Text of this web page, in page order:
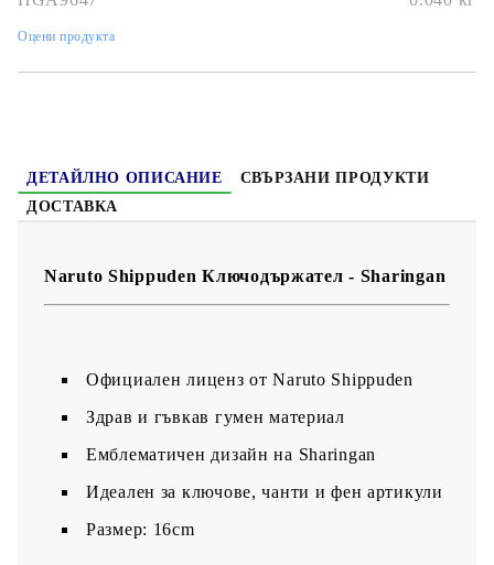
Оцени продукта
ДЕТАЙЛНО ОПИСАНИЕ
СВЪРЗАНИ ПРОДУКТИ
ДОСТАВКА
Naruto Shippuden Ключодържател - Sharingan
Официален лиценз от Naruto Shippuden
Здрав и гъвкав гумен материал
Емблематичен дизайн на Sharingan
Идеален за ключове, чанти и фен артикули
Размер: 16cm